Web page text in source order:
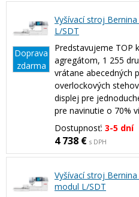
Doprava
zdarma
Vyšívací stroj
L/SDT
Predstavujeme TOP
agregátom, 1 255
vrátane abecedných
overlockových
displej pre
pre navinutie o 70%
Dostupnosť: 3-5 dní
4 738 € s DPH
Vyšívací stroj
modul L/SDT